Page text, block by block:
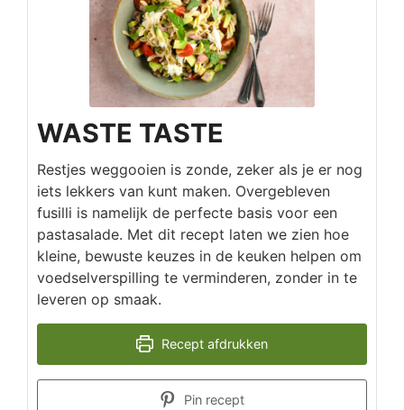
WASTE TASTE
Restjes weggooien is zonde, zeker als je er nog
iets lekkers van kunt maken. Overgebleven
fusilli is namelijk de perfecte basis voor een
pastasalade. Met dit recept laten we zien hoe
kleine, bewuste keuzes in de keuken helpen om
voedselverspilling te verminderen, zonder in te
leveren op smaak.
Recept afdrukken
Pin recept